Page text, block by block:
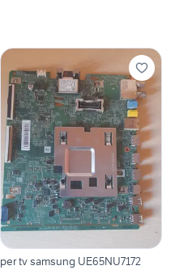
per tv samsung UE65NU7172